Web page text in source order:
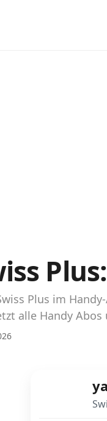
Plus im
alle Handy